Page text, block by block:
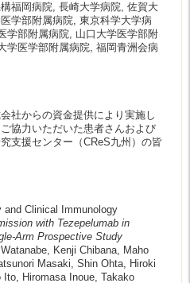
福岡病院, 長崎大学病院, 佐賀大
学部附属病院, 東京科学大学病
学部附属病院, 山口大学医学部附
学医学部附属病院, 福岡青洲会病
社からの資金提供により実施し
協力いただいた患者さんおよび
支援センター（CReS九州）の皆
and Clinical Immunology
with Tezepelumab in
Arm Prospective Study
Kenji Chibana, Maho
Masaki, Shin Ohta, Hiroki
Hiromasa Inoue, Takako